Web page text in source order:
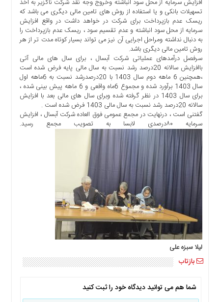
افزایش سرمایه از محل سود انباشته وخروج وجه نقد شرکت ناگزیر به اخذ
تسهیلات بانکی و یا استفاده از روش های تامین مالی دیگری می باشد که
ریسک عدم بازپرداخت برای شرکت در خواهد داشت در واقع افزایش
سرمایه از محل سود انباشته و عدم تقسیم سود ، ریسک عدم بازپرداخت را
به دنبال نداشته ومراحل اجرایی آن نیز می تواند بسیار کوتاه مدت تر از هر
روش تامین مالی دیگری باشد.
سرفصل درآمدهای عملیاتی شرکت آبسال ، برای سال های مالی آتی
باافزایش سالانه 20درصد رشد نسبت به سال مالی پایه فرض شده است
،همچنین 6 ماهه دوم سال 1403 با 20درصدرشد نسبت به 6ماهه اول
سال 1403 برآورد شده و مجموع 6ماه واقعی و 6 ماهه پیش بینی شده ،
برای سال 1403 در نظر گرفته شده وبرای سال های مالی بعد با افزایش
سالانه 20درصد رشد نسبت به سال مالی 1403 فرض شده است .
گفتنی است ، درنهایت در مجمع عمومی فوق العاده شرکت آبسال ، افزایش
سرمایه ۸۰درصدی لابسا به تصویب مجمع رسید.
لیلا سبزه علی
بازتاب
شما هم می توانید دیدگاه خود را ثبت کنید